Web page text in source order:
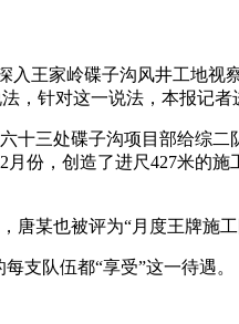
王家岭碟子沟风井工地
，针对这一说法，本报记者
三处碟子沟项目部给综
份，创造了进尺427米的
某也被评为“月度王牌施工
支队伍都“享受”这一待遇。